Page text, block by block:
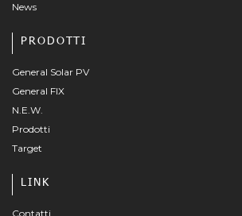
News
PRODOTTI
General Solar PV
General FIX
N.E.W.
Prodotti
Target
LINK
Contatti